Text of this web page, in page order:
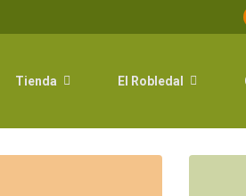
Tienda El Robledal